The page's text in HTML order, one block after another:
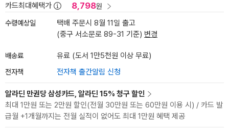
카드최대혜택가 8,798원
수령예상일
택배 주문시 8월 11일 출고
(중구 서소문로 89-31 기준) 변경
배송료 유료 (도서 1만5천원 이상 무료)
전자책 전자책 출간알림 신청
알라딘 만권당 삼성카드, 알라딘 15% 청구 할인
최대 1만원 또는 2만원 할인(전월 30만원 또는 60만원 이용 시) / 카드 발
급월 +1개월까지는 전월 실적이 없어도 최대 1만원 혜택 제공